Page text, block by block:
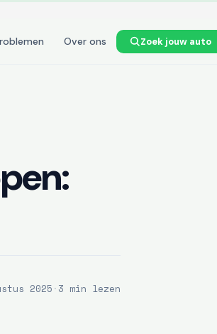
Over ons Zoek jouw auto
2025· 3 min lezen